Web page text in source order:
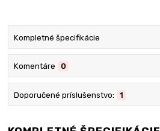
Kompletné špecifikácie
Komentáre 0
Doporučené príslušenstvo: 1